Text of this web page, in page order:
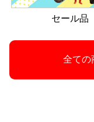
セール品
全ての